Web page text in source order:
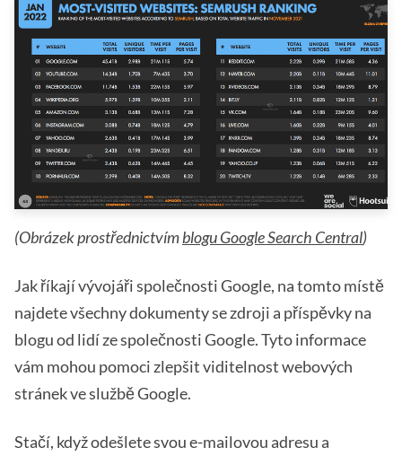
(Obrázek prostřednictvímblogu Google Search Central)
Jak říkají vývojáři společnosti Google, na tomto místě
najdete všechny dokumenty se zdroji a příspěvky na
blogu od lidí ze společnosti Google. Tyto informace
vám mohou pomoci zlepšit viditelnost webových
stránek ve službě Google.
Stačí, když odešlete svou e-mailovou adresu a